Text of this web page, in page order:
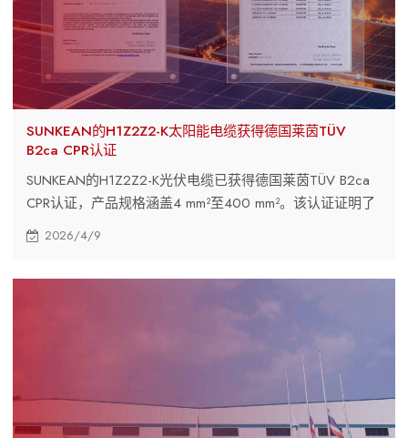
SUNKEAN的H1Z2Z2-K太阳能电缆获得德国莱茵TÜV
B2ca CPR认证
SUNKEAN的H1Z2Z2-K光伏电缆已获得德国莱茵TÜV B2ca
CPR认证，产品规格涵盖4 mm²至400 mm²。该认证证明了
其先进的阻燃性能、符合相关法规，并适用于欧洲各地的高
标准太阳能和储能项目。
2026/4/9